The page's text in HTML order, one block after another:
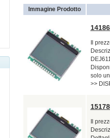
Immagine Prodotto
Il
solo
>>
Il